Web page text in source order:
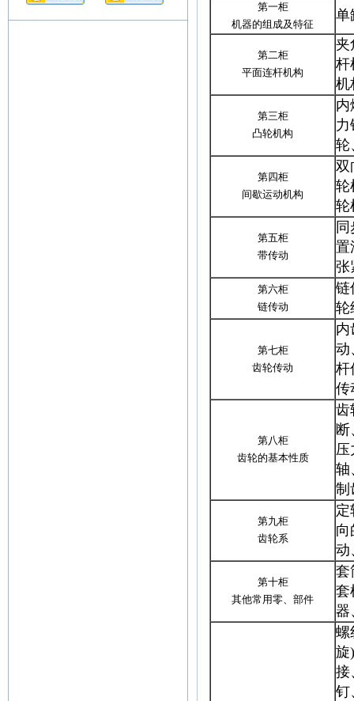
第一柜
机器的组成及特征
单
第二柜
平面连杆机构
夹
杆
机
第三柜
凸轮机构
内
力
轮
第四柜
间歇运动机构
双
轮
轮
第五柜
带传动
置
张
第六柜
链传动
链
轮
第七柜
齿轮传动
内
动
杆
传
第八柜
齿轮的基本性质
齿
压
轴
制
第九柜
齿轮系
定
向
动
第十柜
其他常用零、部件
套
套
器
螺
旋
接
钉